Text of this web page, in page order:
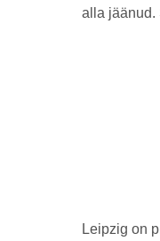
alla jäänud.
Leipzig on